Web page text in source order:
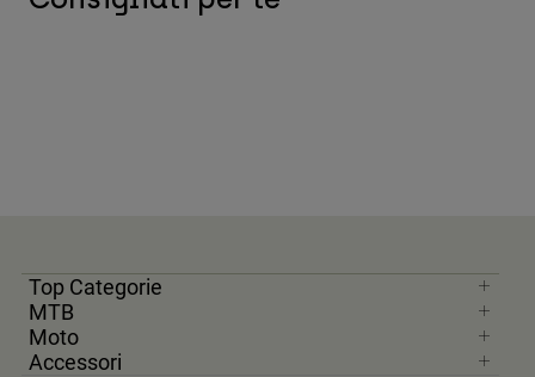
Top Categorie
MTB
Moto
Accessori